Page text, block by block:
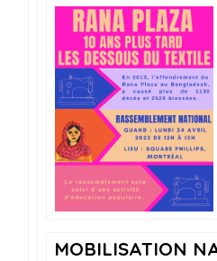
MOBILISATION